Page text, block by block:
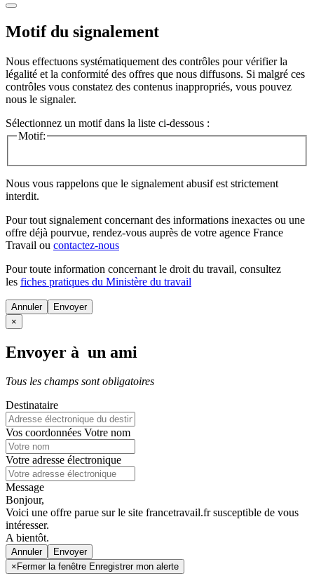
Motif du signalement
Nous effectuons systématiquement des contrôles pour vérifier la
légalité et la conformité des offres que nous diffusons. Si malgré ces
contrôles vous constatez des contenus inappropriés, vous pouvez
nous le signaler.
Sélectionnez un motif dans la liste ci-dessous :
Motif:
Nous vous rappelons que le signalement abusif est strictement
interdit.
Pour tout signalement concernant des informations inexactes ou une
offre déjà pourvue, rendez-vous auprès de votre agence France
Travail ou contactez-nous
Pour toute information concernant le droit du travail, consultez
les fiches pratiques du Ministère du travail
Annuler
×
Envoyer à un ami
Tous les champs sont obligatoires
Destinataire
Vos coordonnées Votre nom
Votre adresse électronique
Message
Bonjour,
Voici une offre parue sur le site francetravail.fr susceptible de vous
intéresser.
A bientôt.
Annuler
× Fermer la fenêtre Enregistrer mon alerte